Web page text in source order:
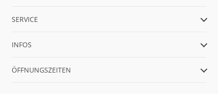
SERVICE
INFOS
ÖFFNUNGSZEITEN